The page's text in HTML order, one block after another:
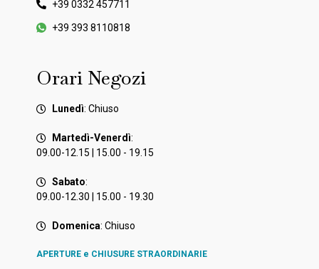
+39 0332 457711
+39 393 8110818
Orari Negozi
Lunedì: Chiuso
Martedì-Venerdì:
09.00-12.15 | 15.00 - 19.15
Sabato:
09.00-12.30 | 15.00 - 19.30
Domenica: Chiuso
APERTURE e CHIUSURE STRAORDINARIE